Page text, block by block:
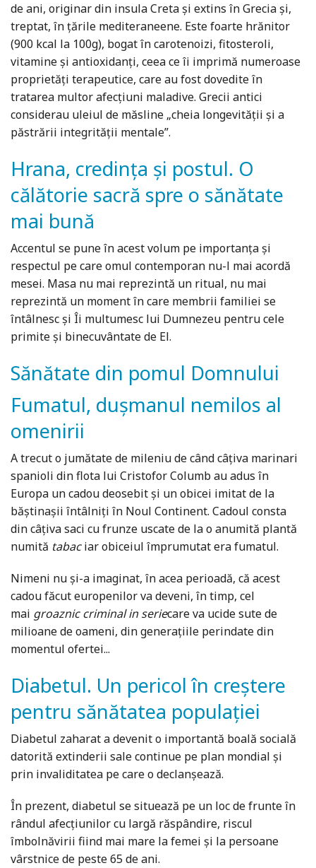
de ani, originar din insula Creta şi extins în Grecia şi,
treptat, în ţările mediteraneene. Este foarte hrănitor
(900 kcal la 100g), bogat în carotenoizi, fitosteroli,
vitamine şi antioxidanţi, ceea ce îi imprimă numeroase
proprietăţi terapeutice, care au fost dovedite în
tratarea multor afecţiuni maladive. Grecii antici
considerau uleiul de măsline „cheia longevităţii şi a
păstrării integrităţii mentale”.
Hrana, credința și postul. O
călătorie sacră spre o sănătate
mai bună
Accentul se pune în acest volum pe importanța și
respectul pe care omul contemporan nu-l mai acordă
mesei. Masa nu mai reprezintă un ritual, nu mai
reprezintă un moment în care membrii familiei se
întâlnesc și Îi multumesc lui Dumnezeu pentru cele
primite și binecuvântate de El.
Sănătate din pomul Domnului
Fumatul, dușmanul nemilos al
omenirii
A trecut o jumătate de mileniu de când câțiva marinari
spanioli din flota lui Cristofor Columb au adus în
Europa un cadou deosebit şi un obicei imitat de la
băştinaşii întâlniți în Noul Continent. Cadoul consta
din câțiva saci cu frunze uscate de la o anumită plantă
numită tabaciar obiceiul împrumutat era fumatul.
Nimeni nu şi-a imaginat, în acea perioadă, că acest
cadou făcut europenilor va deveni, în timp, cel
mai groaznic criminal in seriecare va ucide sute de
milioane de oameni, din generațiile perindate din
momentul ofertei...
Diabetul. Un pericol în creștere
pentru sănătatea populației
Diabetul zaharat a devenit o importantă boală socială
datorită extinderii sale continue pe plan mondial și
prin invaliditatea pe care o declanșează.
În prezent, diabetul se situează pe un loc de frunte în
rândul afecțiunilor cu largă răspândire, riscul
îmbolnăvirii fiind mai mare la femei și la persoane
vârstnice de peste 65 de ani.